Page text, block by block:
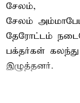
சேலம்,
சேலம்
தேரோட்டம்
பக்தர்கள்
இழுத்தனர்.